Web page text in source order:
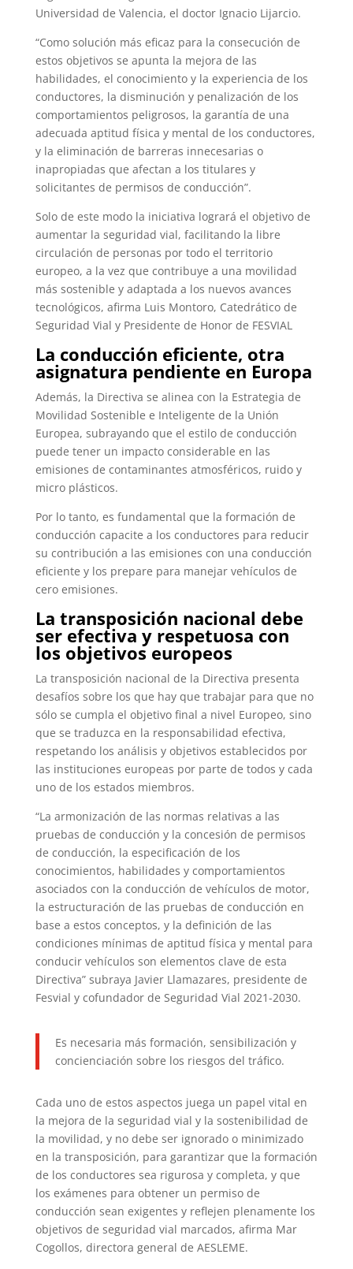
Universidad de Valencia, el doctor Ignacio Lijarcio.
“Como solución más eficaz para la consecución de
estos objetivos se apunta la mejora de las
habilidades, el conocimiento y la experiencia de los
conductores, la disminución y penalización de los
comportamientos peligrosos, la garantía de una
adecuada aptitud física y mental de los conductores,
y la eliminación de barreras innecesarias o
inapropiadas que afectan a los titulares y
solicitantes de permisos de conducción”.
Solo de este modo la iniciativa logrará el objetivo de
aumentar la seguridad vial, facilitando la libre
circulación de personas por todo el territorio
europeo, a la vez que contribuye a una movilidad
más sostenible y adaptada a los nuevos avances
tecnológicos, afirma Luis Montoro, Catedrático de
Seguridad Vial y Presidente de Honor de FESVIAL
La conducción eficiente, otra
asignatura pendiente en Europa
Además, la Directiva se alinea con la Estrategia de
Movilidad Sostenible e Inteligente de la Unión
Europea, subrayando que el estilo de conducción
puede tener un impacto considerable en las
emisiones de contaminantes atmosféricos, ruido y
micro plásticos.
Por lo tanto, es fundamental que la formación de
conducción capacite a los conductores para reducir
su contribución a las emisiones con una conducción
eficiente y los prepare para manejar vehículos de
cero emisiones.
La transposición nacional debe
ser efectiva y respetuosa con
los objetivos europeos
La transposición nacional de la Directiva presenta
desafíos sobre los que hay que trabajar para que no
sólo se cumpla el objetivo final a nivel Europeo, sino
que se traduzca en la responsabilidad efectiva,
respetando los análisis y objetivos establecidos por
las instituciones europeas por parte de todos y cada
uno de los estados miembros.
“La armonización de las normas relativas a las
pruebas de conducción y la concesión de permisos
de conducción, la especificación de los
conocimientos, habilidades y comportamientos
asociados con la conducción de vehículos de motor,
la estructuración de las pruebas de conducción en
base a estos conceptos, y la definición de las
condiciones mínimas de aptitud física y mental para
conducir vehículos son elementos clave de esta
Directiva” subraya Javier Llamazares, presidente de
Fesvial y cofundador de Seguridad Vial 2021-2030.
Es necesaria más formación, sensibilización y
concienciación sobre los riesgos del tráfico.
Cada uno de estos aspectos juega un papel vital en
la mejora de la seguridad vial y la sostenibilidad de
la movilidad, y no debe ser ignorado o minimizado
en la transposición, para garantizar que la formación
de los conductores sea rigurosa y completa, y que
los exámenes para obtener un permiso de
conducción sean exigentes y reflejen plenamente los
objetivos de seguridad vial marcados, afirma Mar
Cogollos, directora general de AESLEME.